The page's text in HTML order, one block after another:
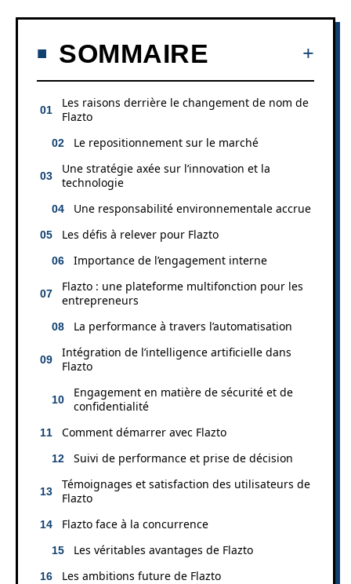
SOMMAIRE
Les raisons derrière le changement de nom de
Flazto
Le repositionnement sur le marché
Une stratégie axée sur l’innovation et la
technologie
Une responsabilité environnementale accrue
Les défis à relever pour Flazto
Importance de l’engagement interne
Flazto : une plateforme multifonction pour les
entrepreneurs
La performance à travers l’automatisation
Intégration de l’intelligence artificielle dans
Flazto
Engagement en matière de sécurité et de
confidentialité
Comment démarrer avec Flazto
Suivi de performance et prise de décision
Témoignages et satisfaction des utilisateurs de
Flazto
Flazto face à la concurrence
Les véritables avantages de Flazto
Les ambitions future de Flazto